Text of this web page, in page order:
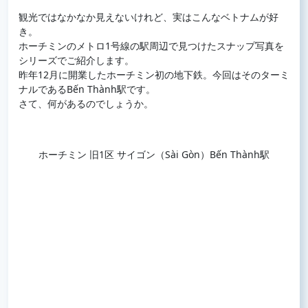
観光ではなかなか見えないけれど、実はこんなベトナムが好
き。
ホーチミンのメトロ1号線の駅周辺で見つけたスナップ写真を
シリーズでご紹介します。
昨年12月に開業したホーチミン初の地下鉄。今回はそのターミ
ナルであるBến Thành駅です。
さて、何があるのでしょうか。
ホーチミン 旧1区 サイゴン（Sài Gòn）Bến Thành駅